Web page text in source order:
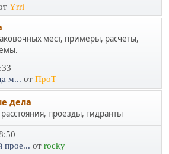
Yrri
мест, примеры, расчеты,
м... от ПроТ
дела
проезды, гидранты
прое... от rocky